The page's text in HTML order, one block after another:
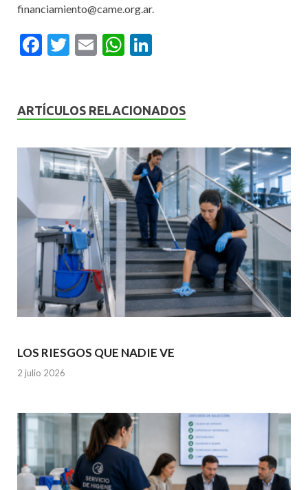
financiamiento@came.org.ar.
F
b
o
k
T
er
E
l
W
s
p
p
dI
ARTÍCULOS RELACIONADOS
LOS RIESGOS QUE NADIE VE
2 julio 2026